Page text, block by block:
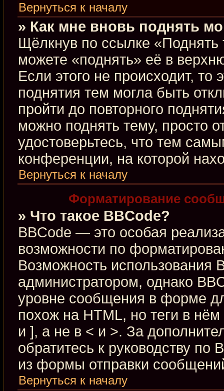
Вернуться к началу
» Как мне вновь поднять
Щёлкнув по ссылке
можете «поднять» её в
Если этого не происходит, то
поднятия тем могла быть
пройти до повторного
можно поднять тему, просто
удостоверьтесь, что тем
конференции, на которой
Вернуться к началу
Форматирование
» Что такое BBCode?
BBCode — это особая
возможности по
Возможность использования
администратором, однако
уровне сообщения в форме
похож на HTML, но теги в
и ], а не в < и >. За
обратитесь к руководству по
из формы отправки
Вернуться к началу